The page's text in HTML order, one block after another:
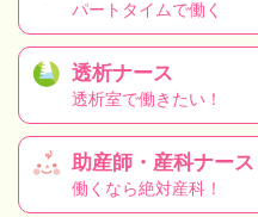
パートタイムで働く
透析ナース
透析室で働きたい！
助産師・産科ナース
働くなら絶対産科！